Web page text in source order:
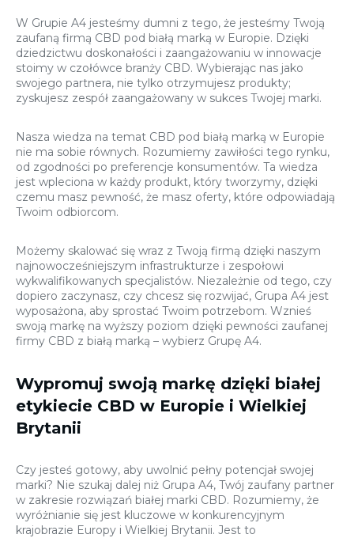
W Grupie A4 jesteśmy dumni z tego, że jesteśmy Twoją
zaufaną firmą CBD pod białą marką w Europie. Dzięki
dziedzictwu doskonałości i zaangażowaniu w innowacje
stoimy w czołówce branży CBD. Wybierając nas jako
swojego partnera, nie tylko otrzymujesz produkty;
zyskujesz zespół zaangażowany w sukces Twojej marki.
Nasza wiedza na temat CBD pod białą marką w Europie
nie ma sobie równych. Rozumiemy zawiłości tego rynku,
od zgodności po preferencje konsumentów. Ta wiedza
jest wpleciona w każdy produkt, który tworzymy, dzięki
czemu masz pewność, że masz oferty, które odpowiadają
Twoim odbiorcom.
Możemy skalować się wraz z Twoją firmą dzięki naszym
najnowocześniejszym infrastrukturze i zespołowi
wykwalifikowanych specjalistów. Niezależnie od tego, czy
dopiero zaczynasz, czy chcesz się rozwijać, Grupa A4 jest
wyposażona, aby sprostać Twoim potrzebom. Wznieś
swoją markę na wyższy poziom dzięki pewności zaufanej
firmy CBD z białą marką – wybierz Grupę A4.
Wypromuj swoją markę dzięki białej
etykiecie CBD w Europie i Wielkiej
Brytanii
Czy jesteś gotowy, aby uwolnić pełny potencjał swojej
marki? Nie szukaj dalej niż Grupa A4, Twój zaufany partner
w zakresie rozwiązań białej marki CBD. Rozumiemy, że
wyróżnianie się jest kluczowe w konkurencyjnym
krajobrazie Europy i Wielkiej Brytanii. Jest to